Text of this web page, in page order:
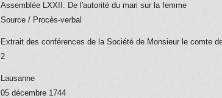
Assemblée LXXII. De l'autorité du mari sur la femme
Source / Procès-verbal
Extrait des conférences de la Société de Monsieur le comte
2
Lausanne
05 décembre 1744